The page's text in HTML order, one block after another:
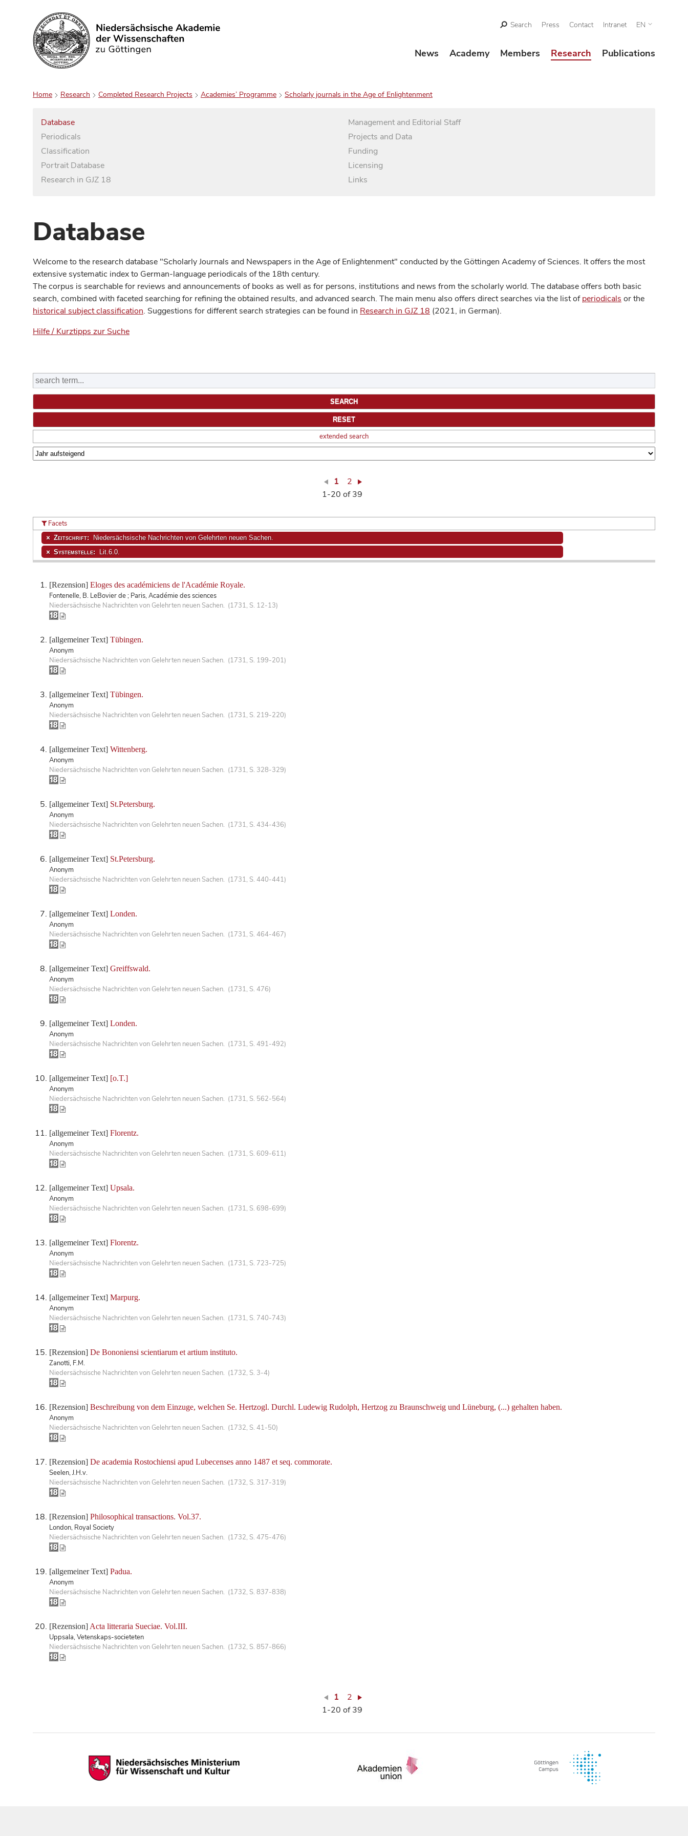
Search
Search Press Contact Intranet EN
News Academy Members Research Publications
Home Research Completed Research Projects Academies’ Programme Scholarly journals in the Age of Enlightenment
Database
Periodicals
Classification
Portrait Database
Research in GJZ 18
Management and Editorial Staff
Projects and Data
Funding
Licensing
Links
Database
Welcome to the research database "Scholarly Journals and Newspapers in the Age of Enlightenment" conducted by the Göttingen Academy of Sciences. It offers the most
extensive systematic index to German-language periodicals of the 18th century.
The corpus is searchable for reviews and announcements of books as well as for persons, institutions and news from the scholarly world. The database offers both basic
search, combined with faceted searching for refining the obtained results, and advanced search. The main menu also offers direct searches via the list ofperiodicals or the
historical subject classification. Suggestions for different search strategies can be found in Research in GJZ 18 (2021, in German).
Hilfe / Kurztipps zur Suche
extended search
1
2
1-20 of 39
[Rezension] Eloges des académiciens de l'Académie Royale.
Fontenelle, B. LeBovier de ; Paris, Académie des sciences
Niedersächsische Nachrichten von Gelehrten neuen Sachen. (1731, S. 12-13)
[allgemeiner Text] Tübingen.
Anonym
Niedersächsische Nachrichten von Gelehrten neuen Sachen. (1731, S. 199-201)
[allgemeiner Text] Tübingen.
Anonym
Niedersächsische Nachrichten von Gelehrten neuen Sachen. (1731, S. 219-220)
[allgemeiner Text] Wittenberg.
Anonym
Niedersächsische Nachrichten von Gelehrten neuen Sachen. (1731, S. 328-329)
[allgemeiner Text] St.Petersburg.
Anonym
Niedersächsische Nachrichten von Gelehrten neuen Sachen. (1731, S. 434-436)
[allgemeiner Text] St.Petersburg.
Anonym
Niedersächsische Nachrichten von Gelehrten neuen Sachen. (1731, S. 440-441)
[allgemeiner Text] Londen.
Anonym
Niedersächsische Nachrichten von Gelehrten neuen Sachen. (1731, S. 464-467)
[allgemeiner Text] Greiffswald.
Anonym
Niedersächsische Nachrichten von Gelehrten neuen Sachen. (1731, S. 476)
[allgemeiner Text] Londen.
Anonym
Niedersächsische Nachrichten von Gelehrten neuen Sachen. (1731, S. 491-492)
[allgemeiner Text] [o.T.]
Anonym
Niedersächsische Nachrichten von Gelehrten neuen Sachen. (1731, S. 562-564)
[allgemeiner Text] Florentz.
Anonym
Niedersächsische Nachrichten von Gelehrten neuen Sachen. (1731, S. 609-611)
[allgemeiner Text] Upsala.
Anonym
Niedersächsische Nachrichten von Gelehrten neuen Sachen. (1731, S. 698-699)
[allgemeiner Text] Florentz.
Anonym
Niedersächsische Nachrichten von Gelehrten neuen Sachen. (1731, S. 723-725)
[allgemeiner Text] Marpurg.
Anonym
Niedersächsische Nachrichten von Gelehrten neuen Sachen. (1731, S. 740-743)
[Rezension] De Bononiensi scientiarum et artium instituto.
Zanotti, F.M.
Niedersächsische Nachrichten von Gelehrten neuen Sachen. (1732, S. 3-4)
[Rezension] Beschreibung von dem Einzuge, welchen Se. Hertzogl. Durchl. Ludewig Rudolph, Hertzog zu Braunschweig und Lüneburg, (...) gehalten haben.
Anonym
Niedersächsische Nachrichten von Gelehrten neuen Sachen. (1732, S. 41-50)
[Rezension] De academia Rostochiensi apud Lubecenses anno 1487 et seq. commorate.
Seelen, J.H.v.
Niedersächsische Nachrichten von Gelehrten neuen Sachen. (1732, S. 317-319)
[Rezension] Philosophical transactions. Vol.37.
London, Royal Society
Niedersächsische Nachrichten von Gelehrten neuen Sachen. (1732, S. 475-476)
[allgemeiner Text] Padua.
Anonym
Niedersächsische Nachrichten von Gelehrten neuen Sachen. (1732, S. 837-838)
[Rezension] Acta litteraria Sueciae. Vol.III.
Uppsala, Vetenskaps-societeten
Niedersächsische Nachrichten von Gelehrten neuen Sachen. (1732, S. 857-866)
Facets
Zeitschrift: Niedersächsische Nachrichten von Gelehrten neuen Sachen.
Systemstelle: Lit.6.0.
1
2
1-20 of 39